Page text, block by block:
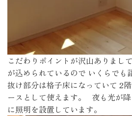
こだわりポイントが沢山ありまし
が込められているので いくらで
抜け部分は格子床になっていて 2
ースとして使えます。 夜も光が
に照明を設置しています。